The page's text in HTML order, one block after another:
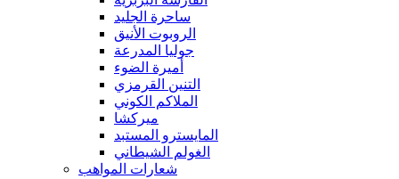
ساحرة الجليد
الروبوت الأنيق
جوليا المدرعة
أميرة الضوء
التنين القرمزي
الملاكم الكوني
ميركشا
المايسترو المستبد
الغولم الشيطاني
شعارات المواهب